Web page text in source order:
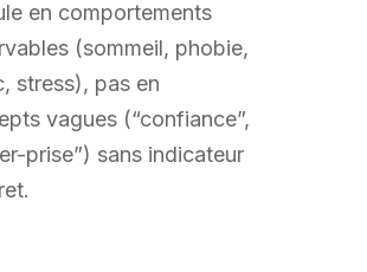
en comportements
(sommeil, phobie,
stress), pas en
vagues (“confiance”,
prise”) sans indicateur